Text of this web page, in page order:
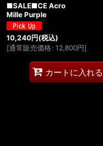
■SALE■CE Acro
Mille Purple
10,240円(税込)
[通常販売価格 : 12,800円]
カートに入れる